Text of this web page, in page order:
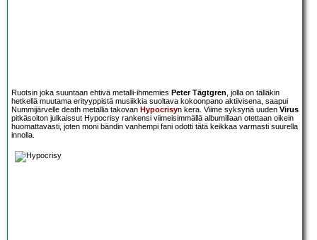
Ruotsin joka suuntaan ehtivä metalli-ihmemies Peter Tägtgren, jolla on tälläkin
hetkellä muutama erityyppistä musiikkia suoltava kokoonpano aktiivisena, saapui
Nummijärvelle death metallia takovan Hypocrisyn kera. Viime syksynä uuden Virus
pitkäsoiton julkaissut Hypocrisy rankensi viimeisimmällä albumillaan otettaan oikein
huomattavasti, joten moni bändin vanhempi fani odotti tätä keikkaa varmasti suurella
innolla.